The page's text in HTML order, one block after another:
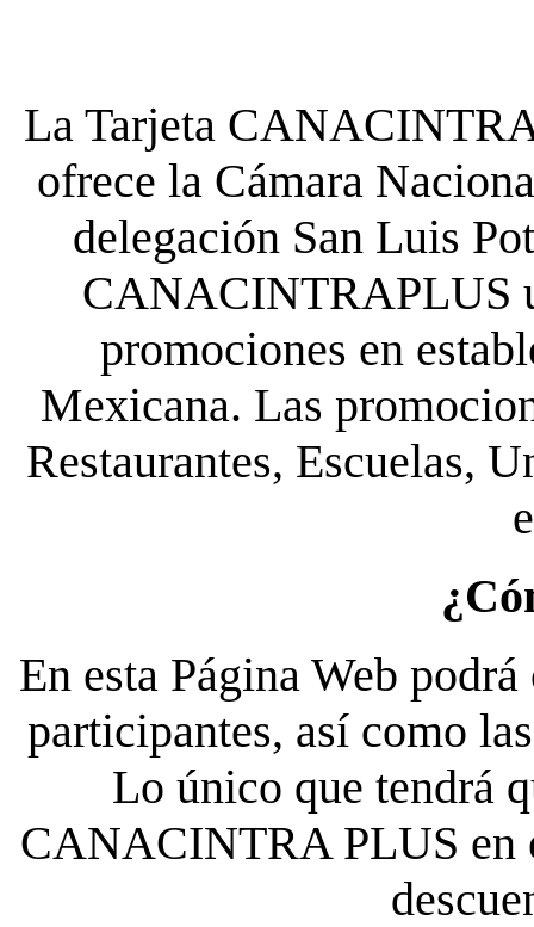
La Tarjeta
ofrece la Cámara
delegación San Luis
CANACINTRAPLUS
promociones en
Mexicana. Las
Restaurantes, Escuelas,
En esta Página Web
participantes, así como
Lo único que tendrá
CANACINTRA PLUS en